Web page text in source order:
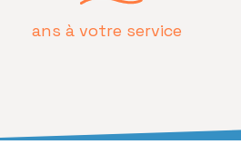
ans à votre service